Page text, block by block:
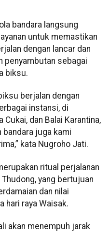
bandara langsung
untuk memastikan
dengan lancar dan
penyambutan sebagai
biksu.
berjalan dengan
instansi, di
Cukai, dan Balai Karantina,
juga kami
kata Nugroho Jati.
ritual perjalanan
yang bertujuan
dan nilai
hari raya Waisak.
akan menempuh jarak